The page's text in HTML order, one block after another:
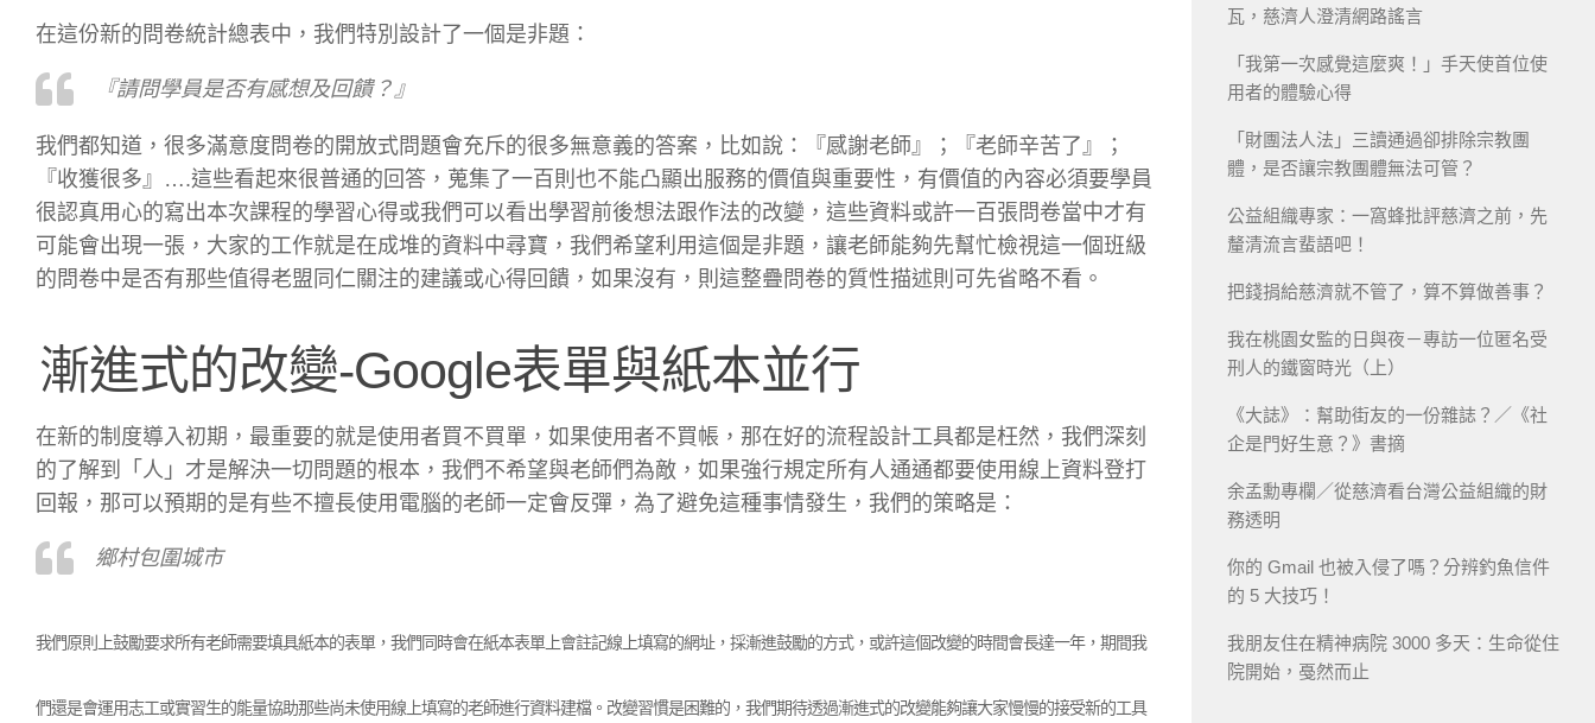
在這份新的問卷統計總表中，我們特別設計了一個是非題：
『請問學員是否有感想及回饋？』
我們都知道，很多滿意度問卷的開放式問題會充斥的很多無意義的答案，比如說：『感謝老師』；『老師辛苦了』；
『收獲很多』….這些看起來很普通的回答，蒐集了一百則也不能凸顯出服務的價值與重要性，有價值的內容必須要學員
很認真用心的寫出本次課程的學習心得或我們可以看出學習前後想法跟作法的改變，這些資料或許一百張問卷當中才有
可能會出現一張，大家的工作就是在成堆的資料中尋寶，我們希望利用這個是非題，讓老師能夠先幫忙檢視這一個班級
的問卷中是否有那些值得老盟同仁關注的建議或心得回饋，如果沒有，則這整疊問卷的質性描述則可先省略不看。
漸進式的改變-Google表單與紙本並行
在新的制度導入初期，最重要的就是使用者買不買單，如果使用者不買帳，那在好的流程設計工具都是枉然，我們深刻
的了解到「人」才是解決一切問題的根本，我們不希望與老師們為敵，如果強行規定所有人通通都要使用線上資料登打
回報，那可以預期的是有些不擅長使用電腦的老師一定會反彈，為了避免這種事情發生，我們的策略是：
鄉村包圍城市
我們原則上鼓勵要求所有老師需要填具紙本的表單，我們同時會在紙本表單上會註記線上填寫的網址，採漸進鼓勵的方式，或許這個改變的時間會長達一年，期間我
們還是會運用志工或實習生的能量協助那些尚未使用線上填寫的老師進行資料建檔。改變習慣是困難的，我們期待透過漸進式的改變能夠讓大家慢慢的接受新的工具
瓦，慈濟人澄清網路謠言
「我第一次感覺這麼爽！」手天使首位使
用者的體驗心得
「財團法人法」三讀通過卻排除宗教團
體，是否讓宗教團體無法可管？
公益組織專家：一窩蜂批評慈濟之前，先
釐清流言蜚語吧！
把錢捐給慈濟就不管了，算不算做善事？
我在桃園女監的日與夜－專訪一位匿名受
刑人的鐵窗時光（上）
《大誌》：幫助街友的一份雜誌？／《社
企是門好生意？》書摘
余孟勳專欄／從慈濟看台灣公益組織的財
務透明
你的 Gmail 也被入侵了嗎？分辨釣魚信件
的 5 大技巧！
我朋友住在精神病院 3000 多天：生命從住
院開始，戞然而止